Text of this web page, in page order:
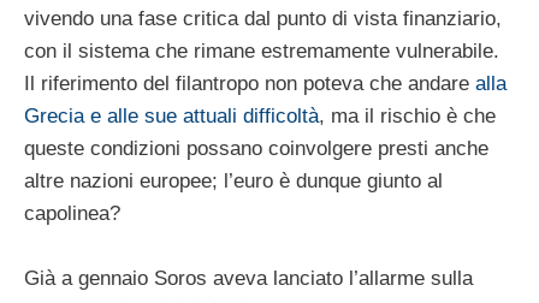
vivendo una fase critica dal punto di vista finanziario,
con il sistema che rimane estremamente vulnerabile.
Il riferimento del filantropo non poteva che andare alla
Grecia e alle sue attuali difficoltà, ma il rischio è che
queste condizioni possano coinvolgere presti anche
altre nazioni europee; l’euro è dunque giunto al
capolinea?
Già a gennaio Soros aveva lanciato l’allarme sulla